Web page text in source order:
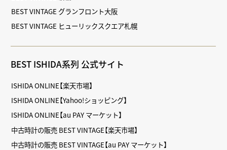
BEST VINTAGE グランフロント大阪
BEST VINTAGE ヒューリックスクエア札幌
BEST ISHIDA系列 公式サイト
ISHIDA ONLINE【楽天市場】
ISHIDA ONLINE【Yahoo!ショッピング】
ISHIDA ONLINE【au PAY マーケット】
中古時計の販売 BEST VINTAGE【楽天市場】
中古時計の販売 BEST VINTAGE【au PAY マーケット】